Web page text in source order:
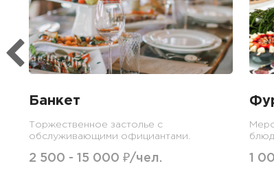
Банкет
Торжественное застолье с
обслуживающими официантами.
2 500 - 15 000 ₽/чел. 1